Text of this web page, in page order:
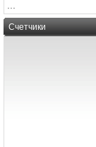
Счетчики